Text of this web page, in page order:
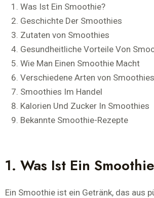
Was Ist Ein Smoothie?
Geschichte Der Smoothies
Zutaten von Smoothies
Gesundheitliche Vorteile Von
Wie Man Einen Smoothie Macht
Verschiedene Arten von Smoothies
Smoothies Im Handel
Kalorien Und Zucker In Smoothies
Bekannte Smoothie-Rezepte
1. Was Ist Ein
Ein Smoothie ist ein Getränk, das aus